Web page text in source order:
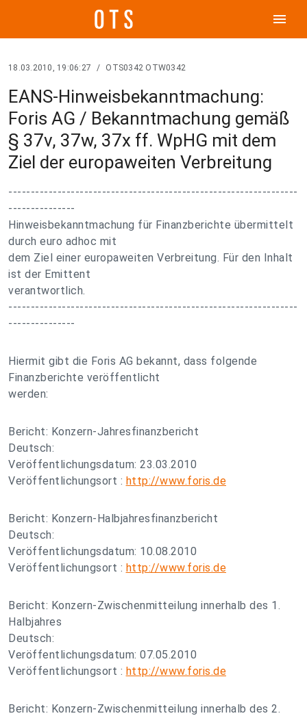
menu
18.03.2010, 19:06:27 / OTS0342 OTW0342
EANS-Hinweisbekanntmachung:
Foris AG / Bekanntmachung gemäß
§ 37v, 37w, 37x ff. WpHG mit dem
Ziel der europaweiten Verbreitung
-----------------------------------------------------------------
---------------
Hinweisbekanntmachung für Finanzberichte übermittelt
durch euro adhoc mit
dem Ziel einer europaweiten Verbreitung. Für den Inhalt
ist der Emittent
verantwortlich.
-----------------------------------------------------------------
---------------
Hiermit gibt die Foris AG bekannt, dass folgende
Finanzberichte veröffentlicht
werden:
Bericht: Konzern-Jahresfinanzbericht
Deutsch:
Veröffentlichungsdatum: 23.03.2010
Veröffentlichungsort : http://www.foris.de
Bericht: Konzern-Halbjahresfinanzbericht
Deutsch:
Veröffentlichungsdatum: 10.08.2010
Veröffentlichungsort : http://www.foris.de
Bericht: Konzern-Zwischenmitteilung innerhalb des 1.
Halbjahres
Deutsch:
Veröffentlichungsdatum: 07.05.2010
Veröffentlichungsort : http://www.foris.de
Bericht: Konzern-Zwischenmitteilung innerhalb des 2.